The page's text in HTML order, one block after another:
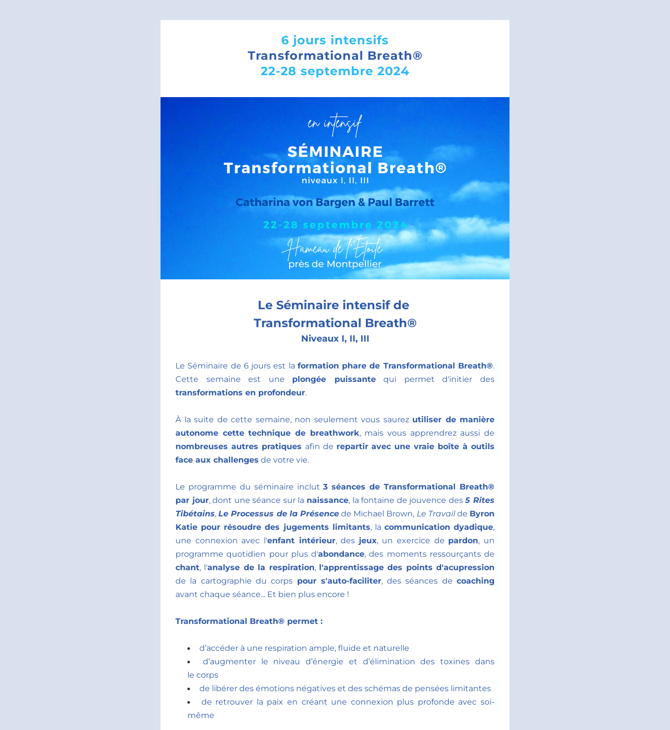
6 jours intensifs
Transformational Breath®
22-28 septembre 2024
Le Séminaire intensif de
Transformational Breath®
Niveaux I, II, III
Le Séminaire de 6 jours est la formation phare de Transformational Breath®.
Cette semaine est une plongée puissante
transformations en profondeur.
À la suite de cette semaine, non seulement vous saurez utiliser de manière
autonome cette technique de breathwork
nombreuses autres pratiques afin de repartir avec une vraie boîte à outils
face aux challenges de votre vie.
Le programme du séminaire inclut 3 séances de Transformational Breath®
par jour, dont une séance sur la naissance, la fontaine de jouvence des 5 Rites
Tibétains, Le Processus de la Présence de Michael Brown, Le Travail de Byron
Katie pour résoudre des jugements limitants, la communication dyadique,
une connexion avec l'enfant intérieur, des jeux, un exercice de pardon, un
programme quotidien pour plus d'abondance
chant, l'analyse de la respiration, l'apprentissage des points d'acupression
de la cartographie du corps pour s'auto-faciliter, des séances de coaching
avant chaque séance... Et bien plus encore !
Transformational Breath® permet :
d’accéder à une respiration ample, fluide et naturelle
d’augmenter le niveau d’énergie et d’élimination des toxines dans
le corps
de libérer des émotions négatives et des schémas de pensées limitantes
de retrouver la paix en créant une connexion plus profonde avec soi-
même